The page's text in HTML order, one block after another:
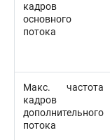
кадров
основного
потока
Макс. частота
кадров
дополнительного
потока